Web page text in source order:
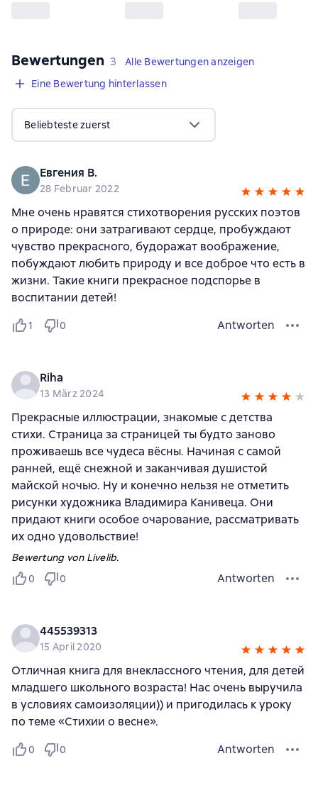
Bewertungen 3 Bewertungen
3
Alle Bewertungen anzeigen
Eine Bewertung hinterlassen
Beliebteste zuerst
Евгения В.
28 Februar 2022
Мне очень нравятся стихотворения русских поэтов
о природе: они затрагивают сердце, пробуждают
чувство прекрасного, будоражат воображение,
побуждают любить природу и все доброе что есть в
жизни. Такие книги прекрасное подспорье в
воспитании детей!
1 0 Antworten
Riha
13 März 2024
Прекрасные иллюстрации, знакомые с детства
стихи. Страница за страницей ты будто заново
проживаешь все чудеса вёсны. Начиная с самой
ранней, ещё снежной и заканчивая душистой
майской ночью. Ну и конечно нельзя не отметить
рисунки художника Владимира Канивеца. Они
придают книги особое очарование, рассматривать
их одно удовольствие!
Bewertung von Livelib.
0
0 Antworten
445539313
15 April 2020
Отличная книга для внеклассного чтения, для детей
младшего школьного возраста! Нас очень выручила
в условиях самоизоляции)) и пригодилась к уроку
по теме «Стихии о весне».
0 0 Antworten